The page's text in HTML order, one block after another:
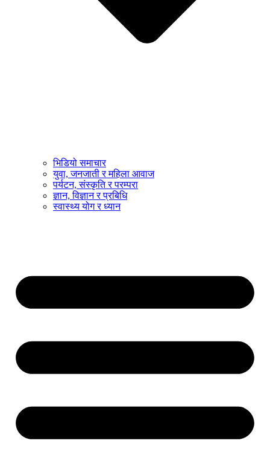
भिडियो समाचार
युवा, जनजाती र महिला आवाज
पर्यटन, संस्कृति र परम्परा
ज्ञान, विज्ञान र प्रबिधि
स्वास्थ्य योग र ध्यान